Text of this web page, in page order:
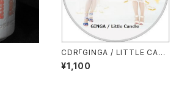
CDR「GINGA / LITTLE CAN
DLE」
¥1,100